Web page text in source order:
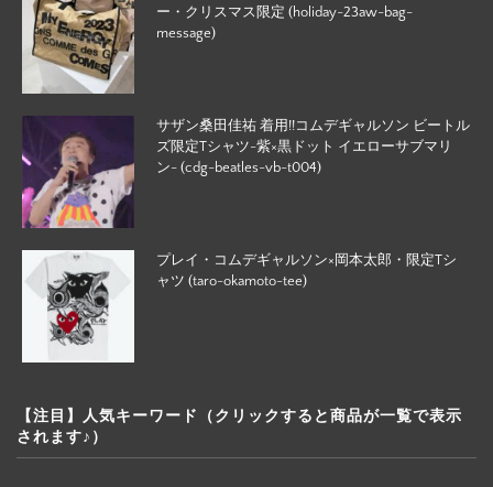
ー・クリスマス限定 (holiday-23aw-bag-
message)
サザン桑田佳祐 着用!!コムデギャルソン ビートル
ズ限定Tシャツ-紫×黒ドット イエローサブマリ
ン- (cdg-beatles-vb-t004)
プレイ・コムデギャルソン×岡本太郎・限定Tシ
ャツ (taro-okamoto-tee)
【注目】人気キーワード（クリックすると商品が一覧で表示
されます♪）